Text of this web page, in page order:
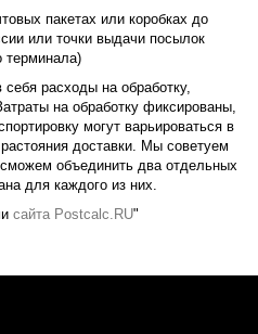
пакетах или коробках до
или точки выдачи посылок
терминала)
расходы на обработку,
на обработку фиксированы,
могут варьироваться в
доставки. Мы советуем
объединить два отдельных
для каждого из них.
сайта Postcalc.RU"